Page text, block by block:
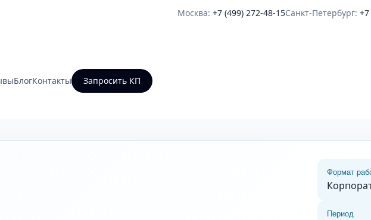
Москва: +7 (499) 272-48-15Санкт-Петербург:
БлогКонтакты Запросить КП
Формат
Период